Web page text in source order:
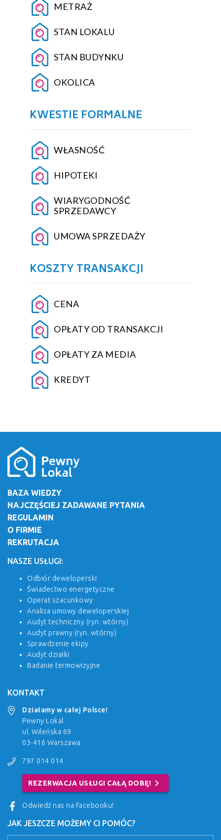
METRAŻ
STAN LOKALU
STAN BUDYNKU
OKOLICA
KWESTIE FORMALNE
WŁASNOŚĆ
HIPOTEKI
WIARYGODNOŚĆ
SPRZEDAWCY
UMOWA SPRZEDAŻY
KOSZTY TRANSAKCJI
CENA
OPŁATY OD TRANSAKCJI
OPŁATY ZA MEDIA
KREDYT
BAZA WIEDZY
NAJCZĘŚCIEJ ZADAWANE PYTANIA
REGULAMIN
O FIRMIE
REKRUTACJA
NASZE USŁUGI:
Odbiór deweloperski
Świadectwo energetyczne
Operat szacunkowy
Analiza umowy deweloperskiej
Audyt techniczny (ryn. wtórny)
Audyt prawny (ryn. wtórny)
Sprawdzenie ekipy
Audyt działki
Badanie termowizyjne
KONTAKT
Działamy w całej Polsce!
Pewny Lokal
ul. Wileńska 69
03-416 Warszawa
797 014 014
REZERWACJA USŁUGI CAŁĄ DOBĘ! chevron_right
Odwiedź nas na Facebooku!
JAK JESZCZE MOŻEMY CI POMÓC?